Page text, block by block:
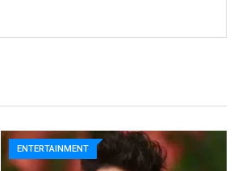
ENTERTAINMENT